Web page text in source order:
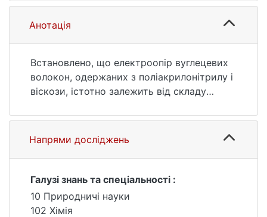
Київ, 2021. 53 с. URL:
https://ir.library.knu.ua/handle/123456789/16
33 (дата звернення: 25.07.2026).
Анотація
Встановлено, що електроопір вуглецевих
волокон, одержаних з поліакрилонітрилу і
віскози, істотно залежить від складу
поверхнею.
Напрями досліджень
Галузі знань та спеціальності :
10 Природничі науки
102 Хімія